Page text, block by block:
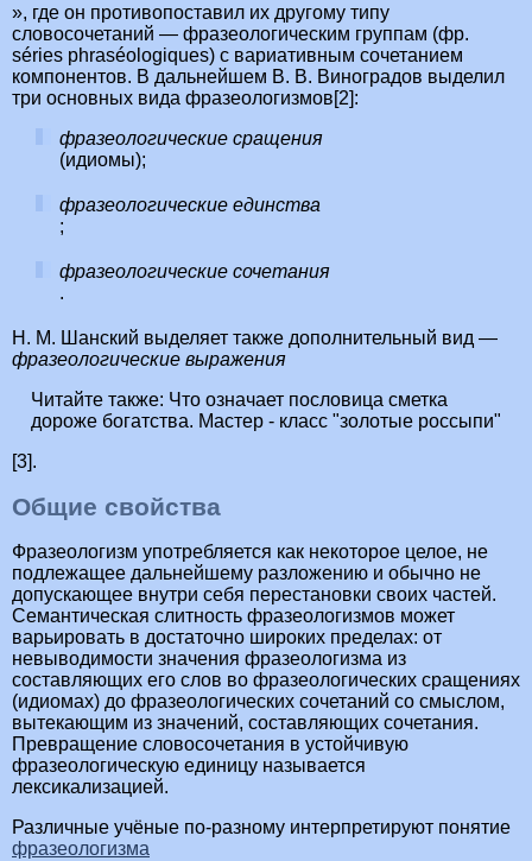
», где он противопоставил их другому типу
словосочетаний — фразеологическим группам (фр.
séries phraséologiques) с вариативным сочетанием
компонентов. В дальнейшем В. В. Виноградов выделил
три основных вида фразеологизмов[2]:
фразеологические сращения
(идиомы);
фразеологические единства
;
фразеологические сочетания
.
Н. М. Шанский выделяет также дополнительный вид —
фразеологические выражения
Читайте также: Что означает пословица сметка
дороже богатства. Мастер - класс "золотые россыпи"
[3].
Общие свойства
Фразеологизм употребляется как некоторое целое, не
подлежащее дальнейшему разложению и обычно не
допускающее внутри себя перестановки своих частей.
Семантическая слитность фразеологизмов может
варьировать в достаточно широких пределах: от
невыводимости значения фразеологизма из
составляющих его слов во фразеологических сращениях
(идиомах) до фразеологических сочетаний со смыслом,
вытекающим из значений, составляющих сочетания.
Превращение словосочетания в устойчивую
фразеологическую единицу называется
лексикализацией.
Различные учёные по-разному интерпретируют понятие
фразеологизма